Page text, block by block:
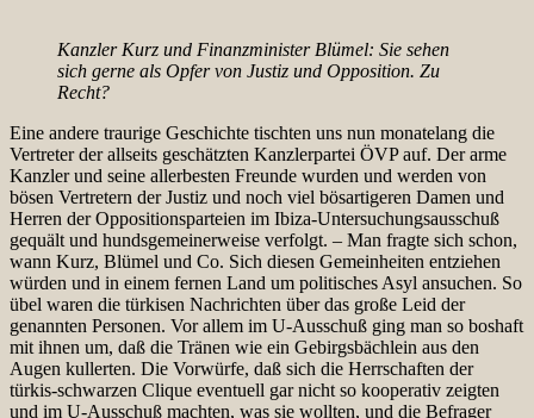
Kanzler Kurz und Finanzminister Blümel: Sie sehen
sich gerne als Opfer von Justiz und Opposition. Zu
Recht?
Eine andere traurige Geschichte tischten uns nun monatelang die
Vertreter der allseits geschätzten Kanzlerpartei ÖVP auf. Der arme
Kanzler und seine allerbesten Freunde wurden und werden von
bösen Vertretern der Justiz und noch viel bösartigeren Damen und
Herren der Oppositionsparteien im Ibiza-Untersuchungsausschuß
gequält und hundsgemeinerweise verfolgt. – Man fragte sich schon,
wann Kurz, Blümel und Co. Sich diesen Gemeinheiten entziehen
würden und in einem fernen Land um politisches Asyl ansuchen. So
übel waren die türkisen Nachrichten über das große Leid der
genannten Personen. Vor allem im U-Ausschuß ging man so boshaft
mit ihnen um, daß die Tränen wie ein Gebirgsbächlein aus den
Augen kullerten. Die Vorwürfe, daß sich die Herrschaften der
türkis-schwarzen Clique eventuell gar nicht so kooperativ zeigten
und im U-Ausschuß machten, was sie wollten, und die Befrager